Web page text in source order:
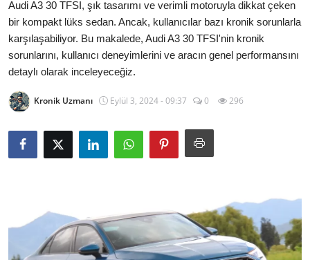
Trafik & Cezalar
Sigorta & Kasko
Vergi & ÖTV & MTV
Sorgulamalar
Bakım & Arıza Çözümleri
Elektrikli & Hibrit
Audi A3 30 TFSI, şık tasarımı ve verimli motoruyla dikkat çeken
bir kompakt lüks sedan. Ancak, kullanıcılar bazı kronik sorunlarla
karşılaşabiliyor. Bu makalede, Audi A3 30 TFSI'nin kronik
sorunlarını, kullanıcı deneyimlerini ve aracın genel performansını
detaylı olarak inceleyeceğiz.
Kronik Uzmanı Eylül 3, 2024 - 09:37 0 296